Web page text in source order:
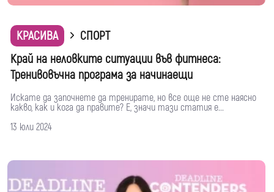
КРАСИВА
СПОРТ
Край на неловките ситуации във фитнеса:
Тренивовъчна програма за начинаещи
Искате да започнете да тренирате, но все още не сте наясно
какво, как и кога да правите? Е, значи тази статия е...
13 юли 2024